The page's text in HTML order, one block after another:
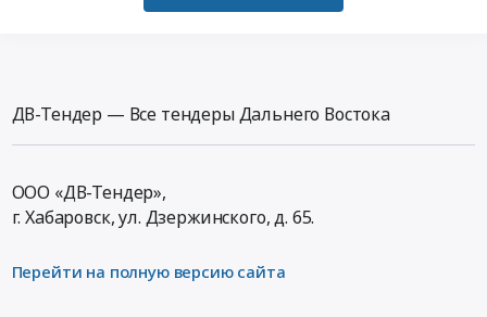
ДВ-Тендер — Все тендеры Дальнего Востока
ООО «ДВ-Тендер»,
г. Хабаровск,ул. Дзержинского, д. 65.
Перейти на полную версию сайта